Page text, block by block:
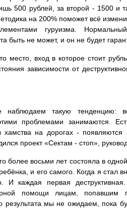
500 рублей, за второй - 1500 и
на 200% поможет всё
гуруизма.
быть не может, и он не будет
место, вход в которое стоит
зависимости от
такую тенденцию:
проблемами занимаются.
хамства на дорогах -
проект «Сектам - стоп»,
более восьми лет состояла в
и его самого. Когда я стал
И каждая первая
помощи лицам, попавшим
результата мы не ожидаем, пока